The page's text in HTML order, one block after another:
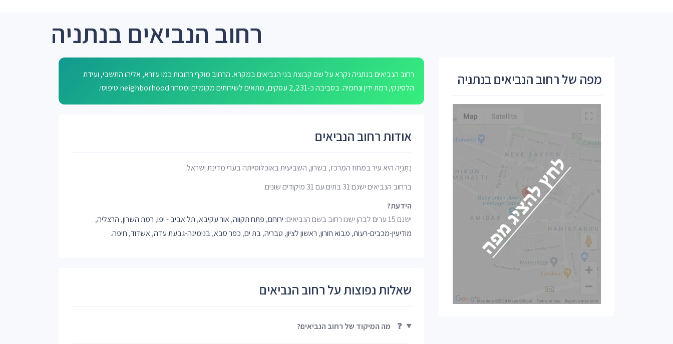
רחוב הנביאים בנתניה
רחוב הנביאים בנתניה נקרא על שם קבוצת בני הנביאים במקרא. הרחוב מוקף רחובות כמו עזרא, אליהו התשבי, ועידת
הלסינקי, רמת ידין ונחמיה. בסביבה כ-2,231 עסקים, מתאים לשירותים מקומיים ומסחר neighborhood טיפוסי.
אודות רחוב הנביאים
נְתַנְיָה היא עיר במחוז המרכז, בשרון, השביעית באוכלוסייתה בערי מדינת ישראל.
ברחוב הנביאים ישנם 31 בתים עם 31 מיקודים שונים.
הידעת?
ישנם 15 ערים לבהן ישנו רחוב בשם הנביאים:
ירוחם, פתח תקווה,אור עקיבא, תל אביב - יפו, רמת השרון, הרצליה,
מודיעין-מכבים-רעות, מבוא חורון, ראשון לציון, טבריה,בת ים, כפר סבא,בנימינה-גבעת עדה,אשדוד, חיפה.
שאלות נפוצות על רחוב הנביאים
❓ מה המיקוד של רחוב הנביאים?
מפה של רחוב הנביאים בנתניה